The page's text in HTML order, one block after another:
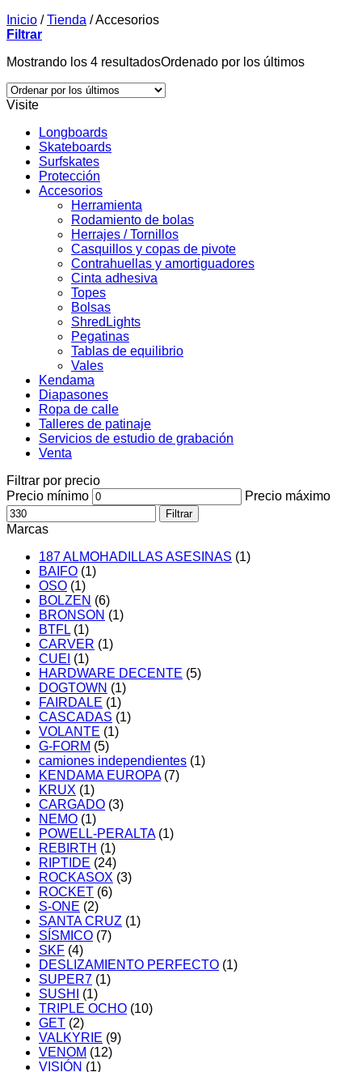
Inicio / Tienda /Accesorios
Filtrar
Mostrando los 4 resultadosOrdenado por los últimos
Visite
Longboards
Skateboards
Surfskates
Protección
Accesorios
Herramienta
Rodamiento de bolas
Herrajes / Tornillos
Casquillos y copas de pivote
Contrahuellas y amortiguadores
Cinta adhesiva
Topes
Bolsas
ShredLights
Pegatinas
Tablas de equilibrio
Vales
Kendama
Diapasones
Ropa de calle
Talleres de patinaje
Servicios de estudio de grabación
Venta
Filtrar por precio
Precio mínimo
Precio máximo
Filtrar
Marcas
187 ALMOHADILLAS ASESINAS (1)
BAIFO (1)
OSO (1)
BOLZEN (6)
BRONSON (1)
BTFL (1)
CARVER (1)
CUEI (1)
HARDWARE DECENTE (5)
DOGTOWN (1)
FAIRDALE (1)
CASCADAS (1)
VOLANTE (1)
G-FORM (5)
camiones independientes (1)
KENDAMA EUROPA (7)
KRUX (1)
CARGADO (3)
NEMO (1)
POWELL-PERALTA (1)
REBIRTH (1)
RIPTIDE (24)
ROCKASOX (3)
ROCKET (6)
S-ONE (2)
SANTA CRUZ (1)
SÍSMICO (7)
SKF (4)
DESLIZAMIENTO PERFECTO (1)
SUPER7 (1)
SUSHI
(1)
TRIPLE OCHO (10)
GET (2)
VALKYRIE (9)
VENOM (12)
VISIÓN (1)